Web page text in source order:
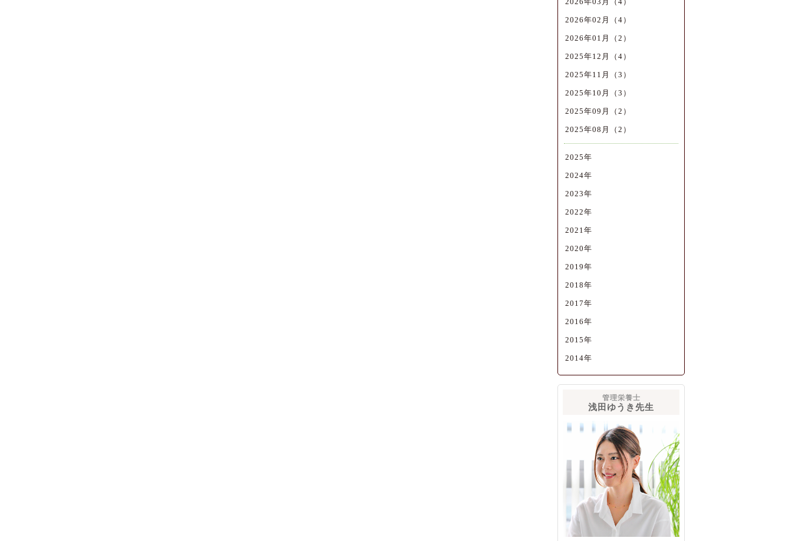
2026年02月（4）
2026年01月（2）
2025年12月（4）
2025年11月（3）
2025年10月（3）
2025年09月（2）
2025年08月（2）
2025年
2024年
2023年
2022年
2021年
2020年
2019年
2018年
2017年
2016年
2015年
2014年
管理栄養士
浅田ゆうき先生